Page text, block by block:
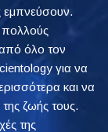
εμπνεύσουν.
πολλούς
όλο τον
για να
και να
ζωής τους.
της